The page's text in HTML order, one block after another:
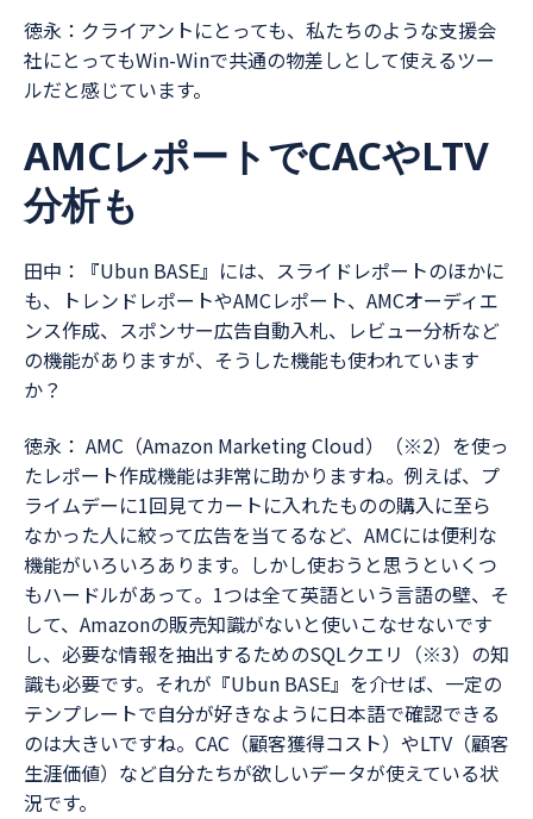
徳永：クライアントにとっても、私たちのような支援会
社にとってもWin-Winで共通の物差しとして使えるツー
ルだと感じています。
AMCレポートでCACやLTV
分析も
田中：『Ubun BASE』には、スライドレポートのほかに
も、トレンドレポートやAMCレポート、AMCオーディエ
ンス作成、スポンサー広告自動入札、レビュー分析など
の機能がありますが、そうした機能も使われています
か？
徳永： AMC（Amazon Marketing Cloud）（※2）を使っ
たレポート作成機能は非常に助かりますね。例えば、プ
ライムデーに1回見てカートに入れたものの購入に至ら
なかった人に絞って広告を当てるなど、AMCには便利な
機能がいろいろあります。しかし使おうと思うといくつ
もハードルがあって。1つは全て英語という言語の壁、そ
して、Amazonの販売知識がないと使いこなせないです
し、必要な情報を抽出するためのSQLクエリ（※3）の知
識も必要です。それが『Ubun BASE』を介せば、一定の
テンプレートで自分が好きなように日本語で確認できる
のは大きいですね。CAC（顧客獲得コスト）やLTV（顧客
生涯価値）など自分たちが欲しいデータが使えている状
況です。